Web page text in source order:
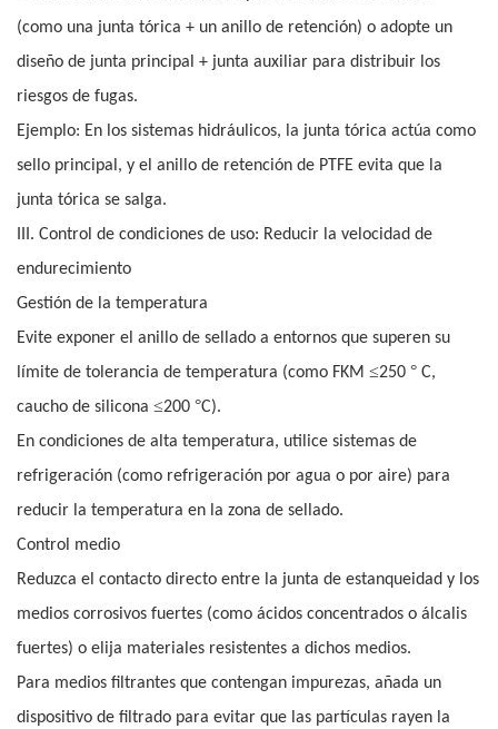
(como una junta tórica + un anillo de retención) o adopte un
diseño de junta principal + junta auxiliar para distribuir los
riesgos de fugas.
Ejemplo: En los sistemas hidráulicos, la junta tórica actúa como
sello principal, y el anillo de retención de PTFE evita que la
junta tórica se salga.
III. Control de condiciones de uso: Reducir la velocidad de
endurecimiento
Gestión de la temperatura
Evite exponer el anillo de sellado a entornos que superen su
límite de tolerancia de temperatura (como FKM ≤250 ° C,
caucho de silicona ≤200 °C).
En condiciones de alta temperatura, utilice sistemas de
refrigeración (como refrigeración por agua o por aire) para
reducir la temperatura en la zona de sellado.
Control medio
Reduzca el contacto directo entre la junta de estanqueidad y los
medios corrosivos fuertes (como ácidos concentrados o álcalis
fuertes) o elija materiales resistentes a dichos medios.
Para medios filtrantes que contengan impurezas, añada un
dispositivo de filtrado para evitar que las partículas rayen la